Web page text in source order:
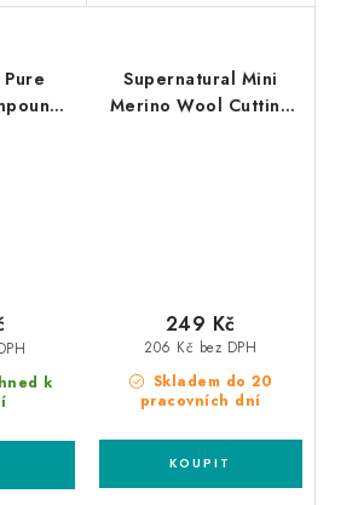
k
Supernatural Mini
Merino Wool Cutting
Skladem do 20
pracovních dní
206 Kč bez DPH
249 Kč